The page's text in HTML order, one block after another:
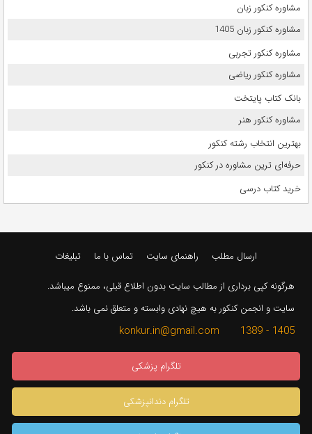
مشاوره کنکور زبان
مشاوره کنکور زبان 1405
مشاوره کنکور تجربی
مشاوره کنکور ریاضی
بانک کتاب پایتخت
مشاوره کنکور هنر
بهترین انتخاب رشته کنکور
حرفه‌ای ترین مشاوره در کنکور
خرید کتاب درسی
ارسال مطلب راهنمای سایت تماس با ما تبلیغات
هرگونه کپی برداری از مطالب سایت بدون اطلاع قبلی، ممنوع میباشد.
سایت و انجمن کنکور به هیچ نهادی وابسته و متعلق نمی باشد.
1405 - 1389 konkur.in@gmail.com
تلگرام پزشکی
تلگرام دندانپزشکی